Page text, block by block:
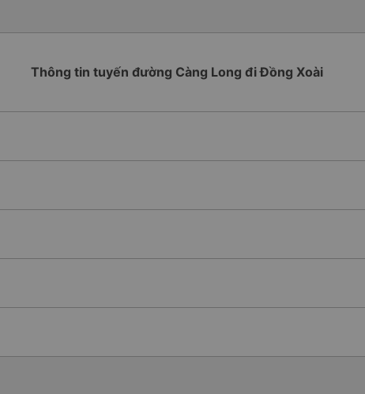
Thông tin tuyến đường Càng Long đi Đồng Xoài